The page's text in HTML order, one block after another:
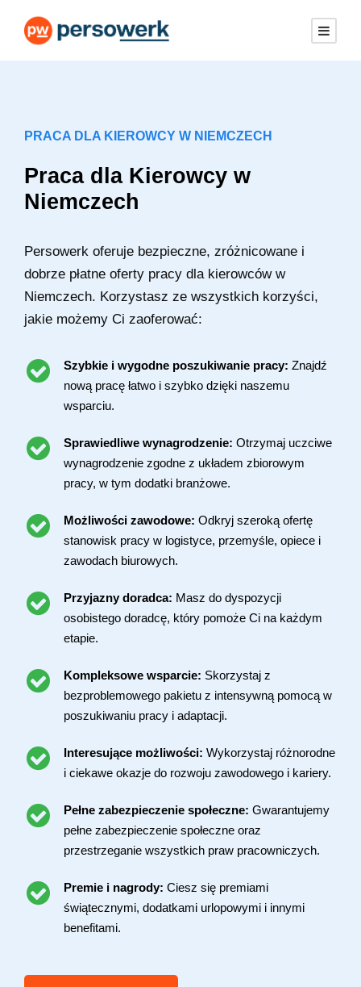
PRACA DLA KIEROWCY W NIEMCZECH
Praca dla Kierowcy w
Niemczech
Persowerk oferuje bezpieczne, zróżnicowane i
dobrze płatne oferty pracy dla kierowców w
Niemczech. Korzystasz ze wszystkich korzyści,
jakie możemy Ci zaoferować:
Szybkie i wygodne poszukiwanie pracy: Znajdź
nową pracę łatwo i szybko dzięki naszemu
wsparciu.
Sprawiedliwe wynagrodzenie: Otrzymaj uczciwe
wynagrodzenie zgodne z układem zbiorowym
pracy, w tym dodatki branżowe.
Możliwości zawodowe: Odkryj szeroką ofertę
stanowisk pracy w logistyce, przemyśle, opiece i
zawodach biurowych.
Przyjazny doradca: Masz do dyspozycji
osobistego doradcę, który pomoże Ci na każdym
etapie.
Kompleksowe wsparcie: Skorzystaj z
bezproblemowego pakietu z intensywną pomocą w
poszukiwaniu pracy i adaptacji.
Interesujące możliwości: Wykorzystaj różnorodne
i ciekawe okazje do rozwoju zawodowego i kariery.
Pełne zabezpieczenie społeczne: Gwarantujemy
pełne zabezpieczenie społeczne oraz
przestrzeganie wszystkich praw pracowniczych.
Premie i nagrody: Ciesz się premiami
świątecznymi, dodatkami urlopowymi i innymi
benefitami.